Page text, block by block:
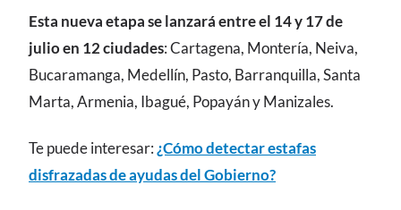
Esta nueva etapa se lanzará entre el 14 y 17 de
julio en 12 ciudades: Cartagena, Montería, Neiva,
Bucaramanga, Medellín, Pasto, Barranquilla, Santa
Marta, Armenia, Ibagué, Popayán y Manizales.
Te puede interesar:¿Cómo detectar estafas
disfrazadas de ayudas del Gobierno?